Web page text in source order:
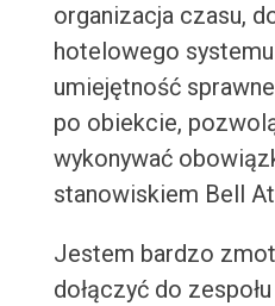
organizacja czasu,
hotelowego
umiejętność
po obiekcie,
wykonywać
stanowiskiem Bell
Jestem bardzo
dołączyć do